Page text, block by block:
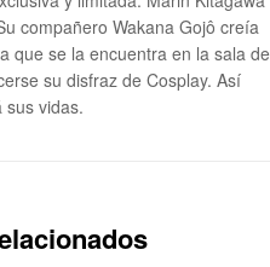
compañero Wakana Gojô creía
se la encuentra en la sala de
su disfraz de Cosplay. Así
sus vidas.